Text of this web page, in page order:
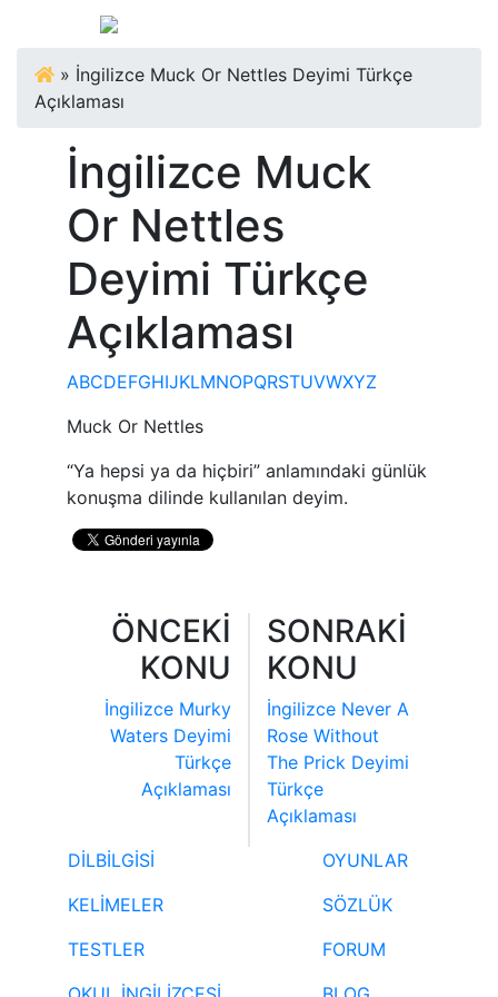
» İngilizce Muck Or Nettles Deyimi Türkçe
Açıklaması
İngilizce Muck
Or Nettles
Deyimi Türkçe
Açıklaması
ABCDEFGHIJKLMNOPQRSTUVWXYZ
Muck Or Nettles
“Ya hepsi ya da hiçbiri” anlamındaki günlük
konuşma dilinde kullanılan deyim.
ÖNCEKİ
KONU
İngilizce Murky
Waters Deyimi
Türkçe
Açıklaması
SONRAKİ
KONU
İngilizce Never A
Rose Without
The Prick Deyimi
Türkçe
Açıklaması
DİLBİLGİSİ
KELİMELER
TESTLER
OYUNLAR
SÖZLÜK
FORUM